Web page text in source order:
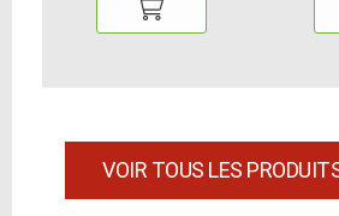
VOIR TOUS LES